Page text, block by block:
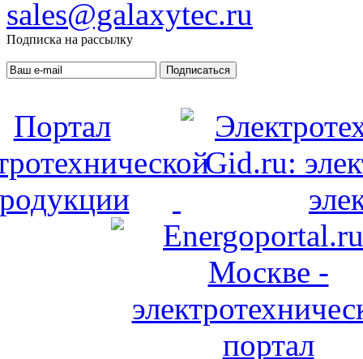
sales@galaxytec.ru
Подписка на рассылку
Подписаться